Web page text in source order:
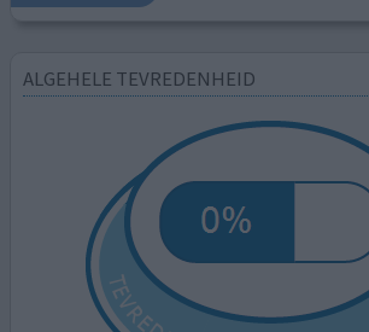
ALGEHELE TEVREDENHEID